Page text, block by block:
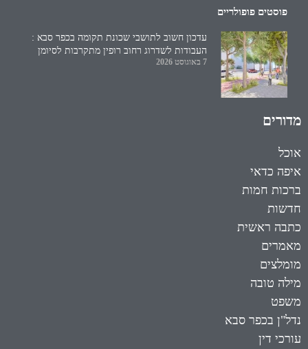
פוסטים פופולריים
עדכון חשוב לתושבי שכונת תקומה בכפר סבא :
העבודות לשדרוג רחוב רופין מתקרבות לסיומן
7 באוגוסט 2026
מדורים
אוכל
איפה כדאי
ברכות חמות
חדשות
כתבה ראשית
מאמרים
מומלצים
מילה טובה
משפט
נדל"ן בכפר סבא
עורכי דין